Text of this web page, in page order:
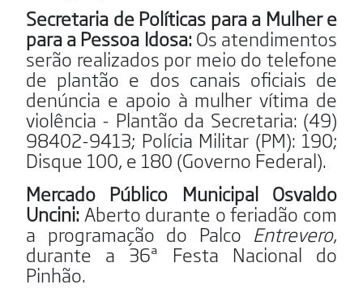
Secretaria de Políticas para a Mulher e
para a Pessoa Idosa: Os atendimentos
serão realizados por meio do telefone
de plantão e dos canais oficiais de
denúncia e apoio à mulher vítima de
violência - Plantão da Secretaria: (49)
98402-9413; Polícia Militar (PM): 190;
Disque 100, e 180 (Governo Federal).
Mercado Público Municipal Osvaldo
Uncini: Aberto durante o feriadão com
a programação do Palco Entrevero,
durante a 36ª Festa Nacional do
Pinhão.